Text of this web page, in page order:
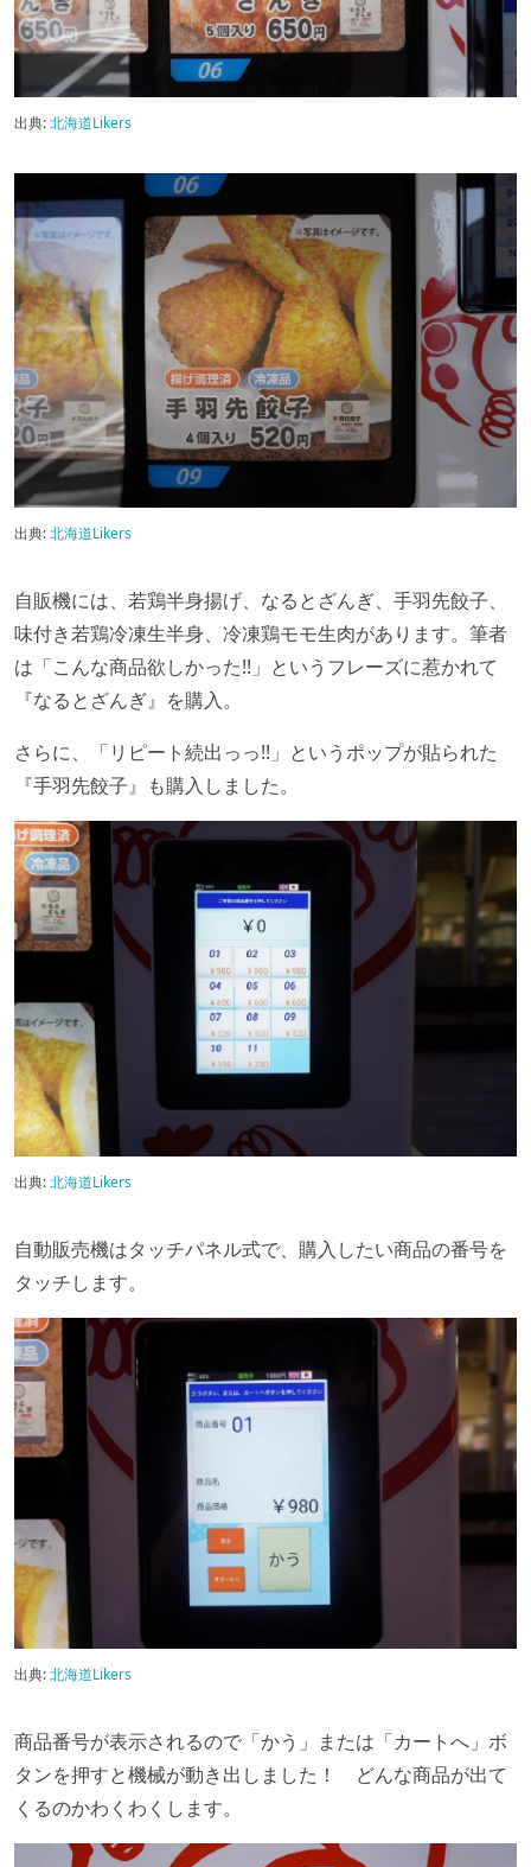
出典:北海道Likers
出典:北海道Likers
自販機には、若鶏半身揚げ、なるとざんぎ、手羽先餃子、
味付き若鶏冷凍生半身、冷凍鶏モモ生肉があります。筆者
は「こんな商品欲しかった!!」というフレーズに惹かれて
『なるとざんぎ』を購入。
さらに、「リピート続出っっ!!」というポップが貼られた
『手羽先餃子』も購入しました。
出典:北海道Likers
自動販売機はタッチパネル式で、購入したい商品の番号を
タッチします。
出典:北海道Likers
商品番号が表示されるので「かう」または「カートへ」ボ
タンを押すと機械が動き出しました！ どんな商品が出て
くるのかわくわくします。